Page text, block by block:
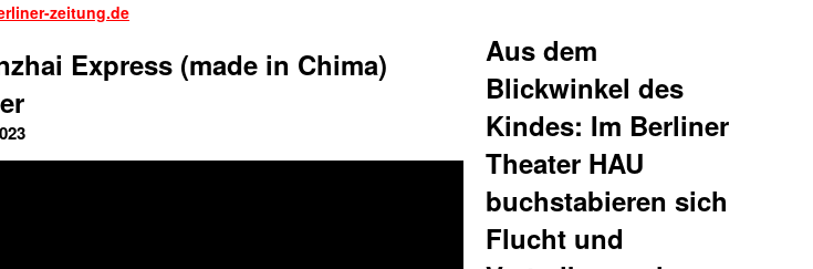
zeitung.de
Aus dem
Blickwinkel des
Kindes: Im Berliner
Theater HAU
buchstabieren sich
Flucht und
Express (made in Chima)